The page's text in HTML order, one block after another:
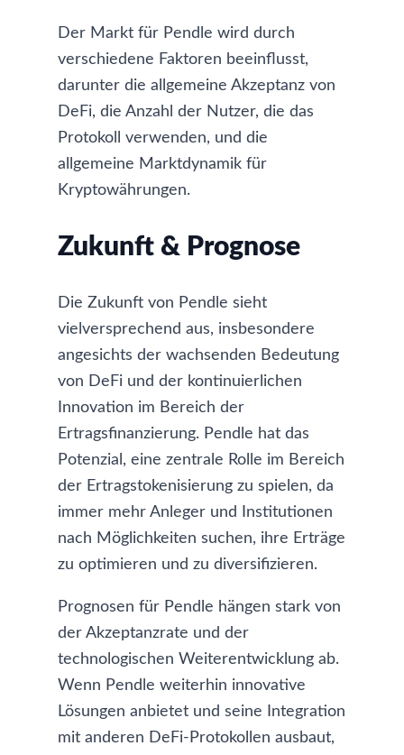
Der Markt für Pendle wird durch
verschiedene Faktoren beeinflusst,
darunter die allgemeine Akzeptanz von
DeFi, die Anzahl der Nutzer, die das
Protokoll verwenden, und die
allgemeine Marktdynamik für
Kryptowährungen.
Zukunft & Prognose
Die Zukunft von Pendle sieht
vielversprechend aus, insbesondere
angesichts der wachsenden Bedeutung
von DeFi und der kontinuierlichen
Innovation im Bereich der
Ertragsfinanzierung. Pendle hat das
Potenzial, eine zentrale Rolle im Bereich
der Ertragstokenisierung zu spielen, da
immer mehr Anleger und Institutionen
nach Möglichkeiten suchen, ihre Erträge
zu optimieren und zu diversifizieren.
Prognosen für Pendle hängen stark von
der Akzeptanzrate und der
technologischen Weiterentwicklung ab.
Wenn Pendle weiterhin innovative
Lösungen anbietet und seine Integration
mit anderen DeFi-Protokollen ausbaut,